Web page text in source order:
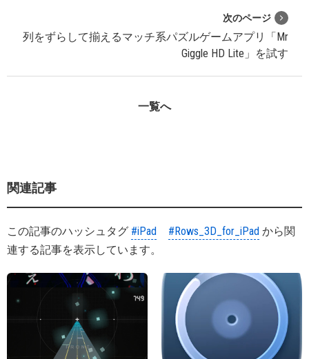
次のページ
列をずらして揃えるマッチ系パズルゲームアプリ「Mr
Giggle HD Lite」を試す
一覧へ
関連記事
この記事のハッシュタグ #iPad #Rows_3D_for_iPad から関
連する記事を表示しています。